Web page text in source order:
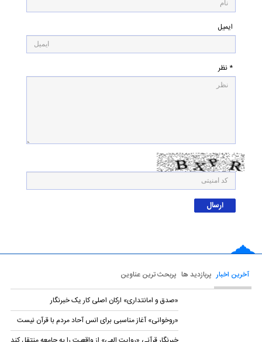
ایمیل
* نظر
آخرین اخبار پربازدید ها پربحث ترین عناوین
«صدق و امانتداری» ارکان اصلی کار یک خبرنگار
«روخوانی» آغاز مناسبی برای انس آحاد مردم با قرآن نیست